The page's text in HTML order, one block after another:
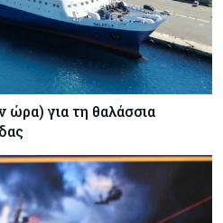
ώρα) για τη θαλάσσια